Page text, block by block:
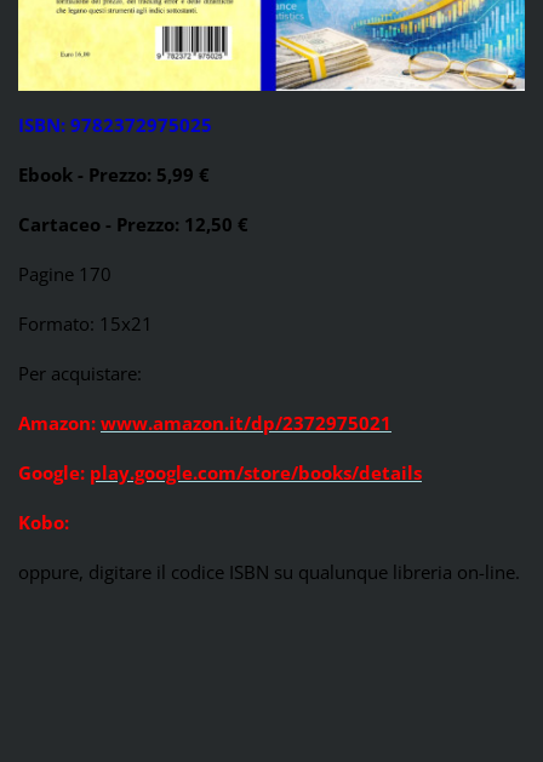
ISBN: 9782372975025
Ebook - Prezzo: 5,99 €
Cartaceo - Prezzo: 12,50 €
Pagine 170
Formato: 15x21
Per acquistare:
Amazon: www.amazon.it/dp/2372975021
Google: play.google.com/store/books/details
Kobo:
oppure, digitare il codice ISBN su qualunque libreria on-line.